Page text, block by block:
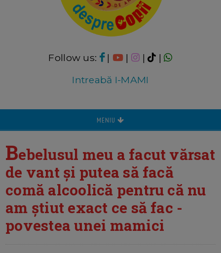
Follow us: | | |
|
Intreabă I-MAMI
MENIU
Bebelusul meu a facut vărsat
de vant și putea să facă
comă alcoolică pentru că nu
am știut exact ce să fac -
povestea unei mamici